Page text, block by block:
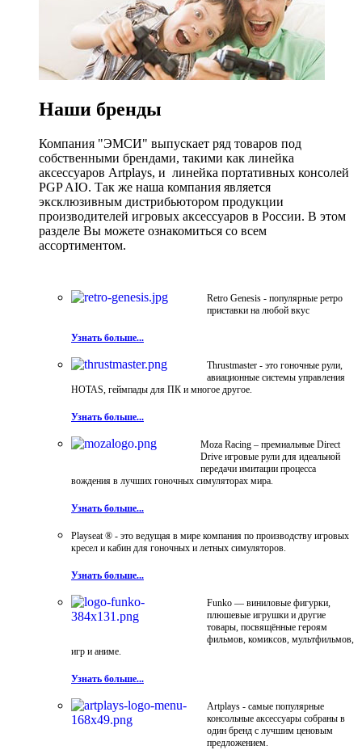
Наши бренды
Компания "ЭМСИ" выпускает ряд товаров под
собственными брендами, такими как линейка
аксессуаров Artplays, и линейка портативных консолей
PGP AIO. Так же наша компания является
эксклюзивным дистрибьютором продукции
производителей игровых аксессуаров в России. В этом
разделе Вы можете ознакомиться со всем
ассортиментом.
Retro Genesis - популярные ретро
приставки на любой вкус
Узнать больше...
Thrustmaster - это гоночные рули,
авиационные системы управления
HOTAS, геймпады для ПК и многое другое.
Узнать больше...
Moza Racing – премиальные Direct
Drive игровые рули для идеальной
передачи имитации процесса
вождения в лучших гоночных симуляторах мира.
Узнать больше...
Playseat ® - это ведущая в мире компания по производству игровых
кресел и кабин для гоночных и летных симуляторов.
Узнать больше...
Funko — виниловые фигурки,
плюшевые игрушки и другие
товары, посвящённые героям
фильмов, комиксов, мультфильмов,
игр и аниме.
Узнать больше...
Artplays - самые популярные
консольные аксессуары собраны в
один бренд с лучшим ценовым
предложением.